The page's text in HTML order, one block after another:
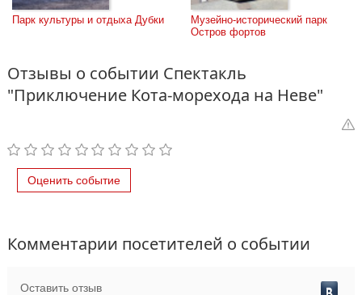
Парк культуры и отдыха Дубки
Музейно-исторический парк
Остров фортов
Отзывы о событии Спектакль
"Приключение Кота-морехода на Неве"
Оценить событие
Комментарии посетителей о событии
Оставить отзыв